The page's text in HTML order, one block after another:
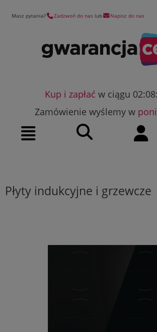
Masz pytania? Zadzwoń do nas lub Napisz do nas
Kup i zapłać w ciągu
Zamówienie wyślemy w
Płyty indukcyjne i grzewcze